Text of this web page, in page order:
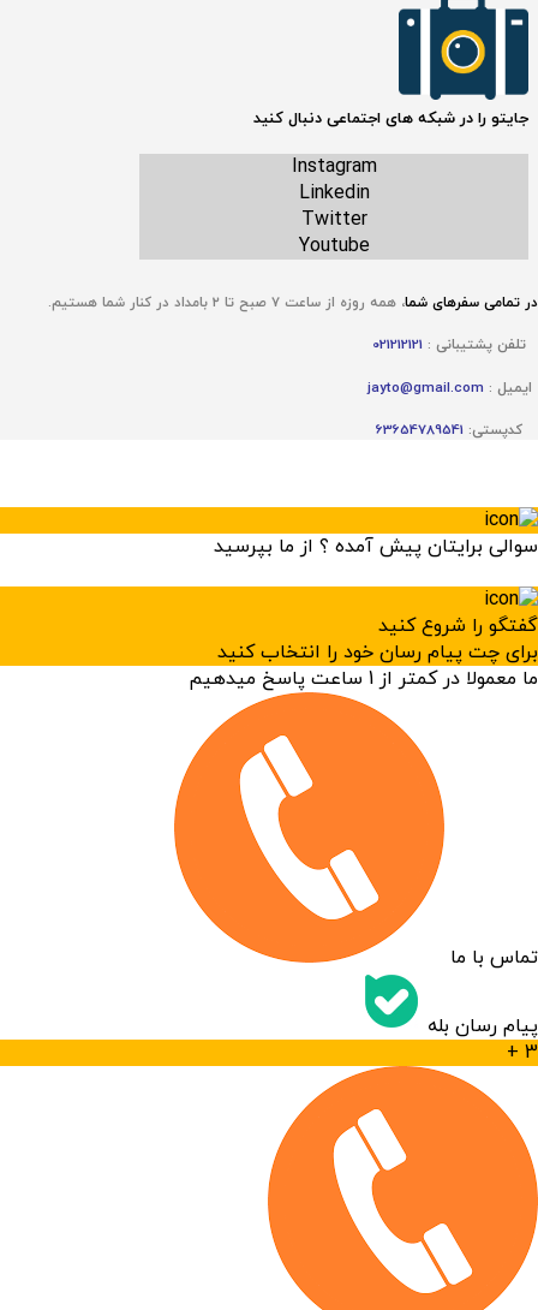
جایتو را در شبکه های اجتماعی دنبال کنید
Instagram
Linkedin
Twitter
Youtube
در تمامی سفر‌های شما، همه روزه از ساعت ۷ صبح تا ۲ بامداد در کنار شما هستیم.
تلفن پشتیبانی : 021212121
ایمیل : jayto@gmail.com
کدپستی: 63654789541
سوالی برایتان پیش آمده ؟ از ما بپرسید
گفتگو را شروع کنید
برای چت پیام رسان خود را انتخاب کنید
ما معمولا در کمتر از 1 ساعت پاسخ میدهیم
تماس با ما
پیام رسان بله
3 +